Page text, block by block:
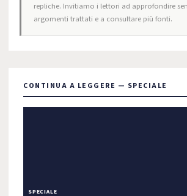
repliche. Invitiamo i lettori ad approfondire
argomenti trattati e a consultare più fonti.
CONTINUA A LEGGERE — SPECIALE
SPECIALE